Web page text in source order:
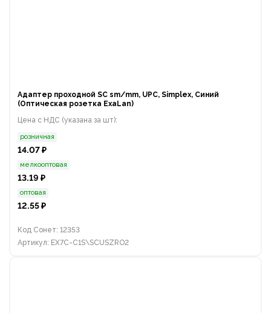
Адаптер проходной SC sm/mm, UPC, Simplex, Синий
(Оптическая розетка ExaLan)
Цена с НДС (указана за шт):
розничная
14.07 ₽
мелкооптовая
13.19 ₽
оптовая
12.55 ₽
Код Сонет: 12353
Артикул: EX7C-C1S\SCUSZRO2